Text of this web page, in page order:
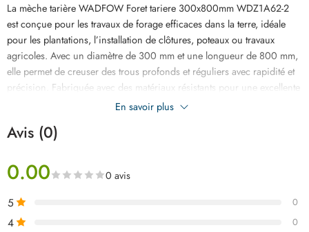
La mèche tarière WADFOW Foret tariere 300x800mm WDZ1A62-2
est conçue pour les travaux de forage efficaces dans la terre, idéale
pour les plantations, l’installation de clôtures, poteaux ou travaux
agricoles. Avec un diamètre de 300 mm et une longueur de 800 mm,
elle permet de creuser des trous profonds et réguliers avec rapidité et
précision. Fabriquée avec des matériaux résistants pour une excellente
durabilité, cette mèche assure une bonne performance même sur des
offre une fixation stable et un travail sécurisé. Son design robuste
optimal. Livrée dans un emballage en boîte carton pour une meilleure
protection durant le transport et le stockage.
En savoir plus
Avis (0)
0.00 0 avis
5 0
4 0